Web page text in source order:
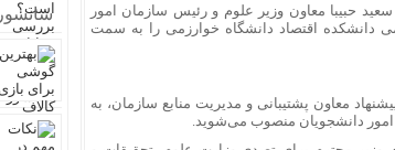
حبیبا معاون وزیر علوم و رئیس سازمان امور
اقتصاد دانشگاه خوارزمی را به سمت
معاون پشتیبانی و مدیریت منابع سازمان، به
امور دانشجویان منصوب می‌شوید.
سانسور